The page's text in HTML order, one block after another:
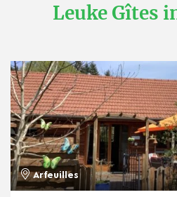
Leuke Gîtes
Arfeuilles